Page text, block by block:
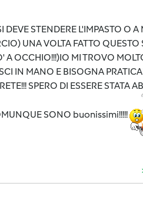
DEVE STENDERE L'IMPASTO O
UNA VOLTA FATTO QUESTO
A OCCHIO!!!)IO MI TROVO
IN MANO E BISOGNA
SPERO DI ESSERE STATA
SONO buonissimi!!!!!